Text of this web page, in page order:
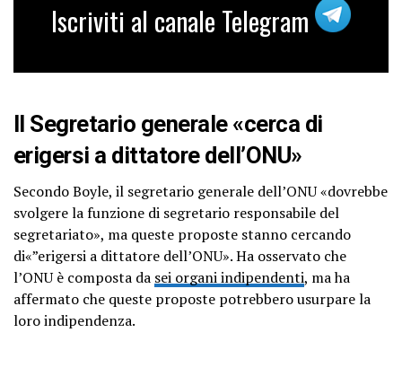
Iscriviti al canale Telegram
Il Segretario generale «cerca di
erigersi a dittatore dell’ONU»
Secondo Boyle, il segretario generale dell’ONU «dovrebbe
svolgere la funzione di segretario responsabile del
segretariato», ma queste proposte stanno cercando
di«”erigersi a dittatore dell’ONU». Ha osservato che
l’ONU è composta da sei organi indipendenti, ma ha
affermato che queste proposte potrebbero usurpare la
loro indipendenza.